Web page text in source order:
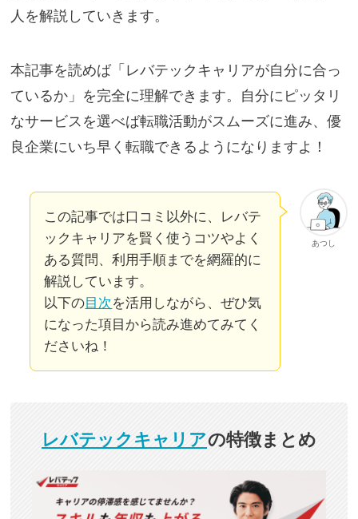
人を解説していきます。
本記事を読めば「レバテックキャリアが自分に合っ
ているか」を完全に理解できます。自分にピッタリ
なサービスを選べば転職活動がスムーズに進み、優
良企業にいち早く転職できるようになりますよ！
あつし
この記事では口コミ以外に、レバテ
ックキャリアを賢く使うコツやよく
ある質問、利用手順までを網羅的に
解説しています。
以下の目次を活用しながら、ぜひ気
になった項目から読み進めてみてく
ださいね！
レバテックキャリアの特徴まとめ